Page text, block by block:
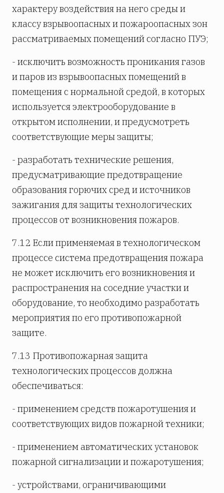
характеру воздействия на него среды и
классу взрывоопасных и пожароопасных зон
рассматриваемых помещений согласно ПУЭ;
- исключить возможность проникания газов
и паров из взрывоопасных помещений в
помещения с нормальной средой, в которых
используется электрооборудование в
открытом исполнении, и предусмотреть
соответствующие меры защиты;
- разработать технические решения,
предусматривающие предотвращение
образования горючих сред и источников
зажигания для защиты технологических
процессов от возникновения пожаров.
7.12 Если применяемая в технологическом
процессе система предотвращения пожара
не может исключить его возникновения и
распространения на соседние участки и
оборудование, то необходимо разработать
мероприятия по его противопожарной
защите.
7.13 Противопожарная защита
технологических процессов должна
обеспечиваться:
- применением средств пожаротушения и
соответствующих видов пожарной техники;
- применением автоматических установок
пожарной сигнализации и пожаротушения;
- устройствами, ограничивающими